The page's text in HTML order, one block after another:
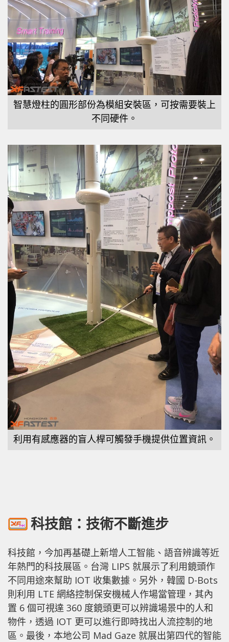
智慧燈柱的圓形部份為模組安裝區，可按需要裝上
不同硬件。
利用有感應器的盲人桿可觸發手機提供位置資訊。
科技館：技術不斷進步
科技館，今加再基礎上新增人工智能、語音辨識等近
年熱門的科技展區。台灣 LIPS 就展示了利用鏡頭作
不同用途來幫助 IOT 收集數據。另外，韓國 D-Bots
則利用 LTE 網絡控制保安機械人作場當管理，其內
置 6 個可視達 360 度鏡頭更可以辨識場景中的人和
物件，透過 IOT 更可以進行即時找出人流控制的地
區。最後，本地公司 Mad Gaze 就展出第四代的智能